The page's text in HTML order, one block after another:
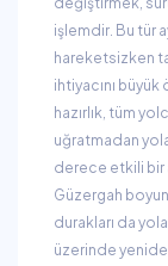
işlemdir. Bu tür
hareketsizken
ihtiyacını
hazırlık, tüm
uğratmadan
derece etkili bir
Güzergah
durakları da
üzerinde